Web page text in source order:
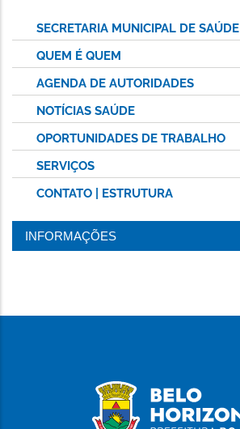
SECRETARIA MUNICIPAL DE SAÚDE
QUEM É QUEM
AGENDA DE AUTORIDADES
NOTÍCIAS SAÚDE
OPORTUNIDADES DE TRABALHO
SERVIÇOS
CONTATO | ESTRUTURA
INFORMAÇÕES